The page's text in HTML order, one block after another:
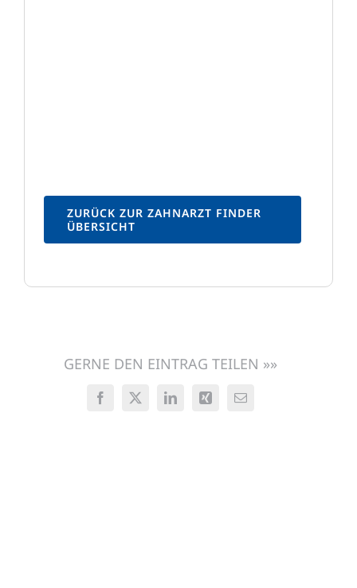
ZURÜCK ZUR ZAHNARZT FINDER
ÜBERSICHT
GERNE DEN EINTRAG TEILEN »»
Facebook
X LinkedInXing
E-